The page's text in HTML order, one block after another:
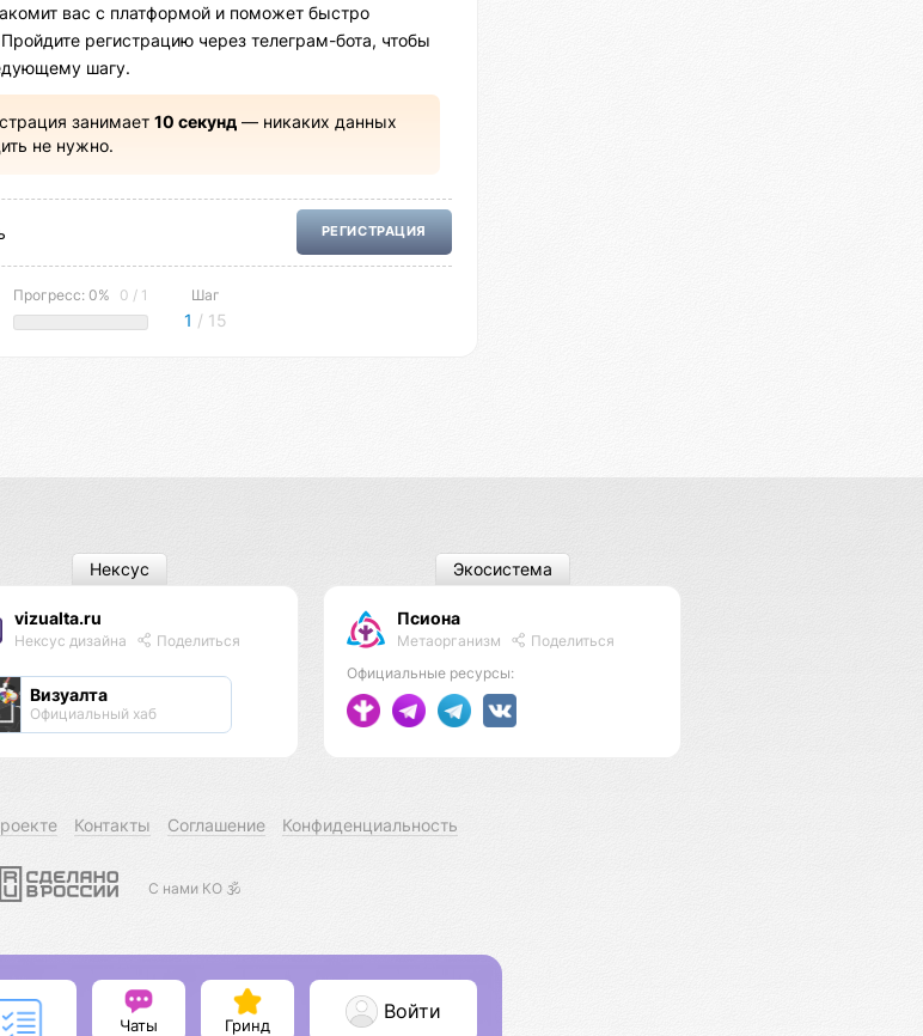
вас с платформой и поможет быстро
регистрацию через телеграм-бота, чтобы
шагу.
занимает 10 секунд— никаких данных
не нужно.
РЕГИСТРАЦИЯ
Прогресс: 0% 0 / 1 Шаг
1 / 15
vizualta.ru
Нексус дизайна Поделиться
Визуалта
Официальный хаб
Нексус
Псиона
Метаорганизм
Поделиться
Официальные ресурсы:
Экосистема
Контакты Соглашение Конфиденциальность
С нами КО 🕉️
Чаты Гринд
Войти